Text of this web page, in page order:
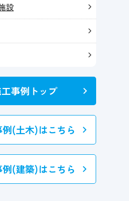
設
事例トップ
(土木)はこちら
(建築)はこちら